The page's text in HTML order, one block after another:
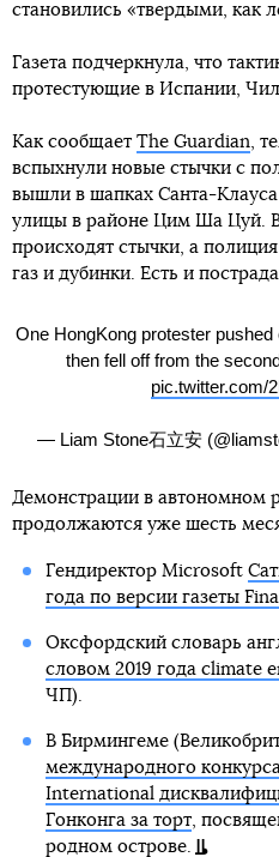
становились «твердыми, как
Газета подчеркнула, что
протестующие в Испании,
Как сообщает The Guardian,
вспыхнули новые стычки с
вышли в шапках Санта-
улицы в районе Цим Ша Цуй.
происходят стычки, а
газ и дубинки. Есть и
One HongKong protester
then fell off from the
pic.twitter.com/
— Liam Stone石立安
Демонстрации в автономном
продолжаются уже шесть
Гендиректор Microsoft
года по версии газеты
Оксфордский словарь
словом 2019 года climate
ЧП).
В Бирмингеме
международного
International
Гонконга за торт,
родном острове.